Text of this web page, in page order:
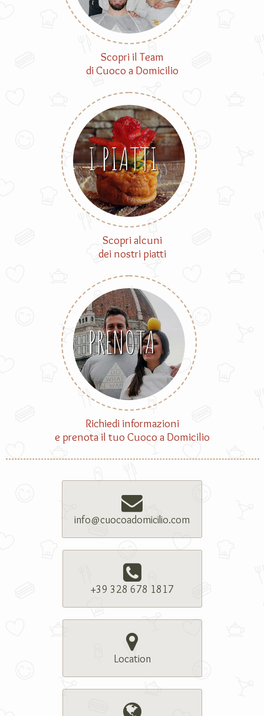
Scopri il Team
di Cuoco a Domicilio
I PIATTI
Scopri alcuni
dei nostri piatti
PRENOTA
Richiedi informazioni
e prenota il tuo Cuoco a Domicilio
info@cuocoadomicilio.com
+39 328 678 1817
Location